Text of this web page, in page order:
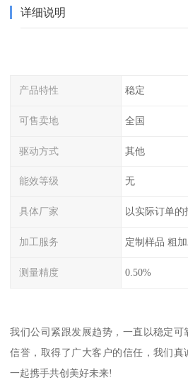
详细说明
产品特性 稳定
可售卖地 全国
驱动方式 其他
能效等级 无
具体厂家 以实际订单的
加工服务 定制样品 粗加
测量精度 0.50%
我们公司紧跟发展趋势，一直以稳定
信誉，取得了广大客户的信任，我们
一起携手共创美好未来!